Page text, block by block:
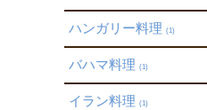
ハンガリー料理 (1)
バハマ料理 (1)
イラン料理 (1)